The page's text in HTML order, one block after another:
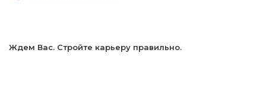
Ждем Вас. Стройте карьеру правильно.